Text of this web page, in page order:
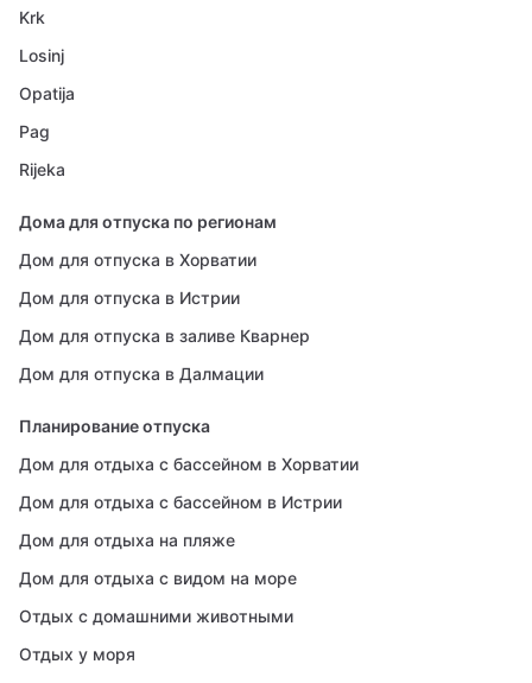
Krk
Losinj
Opatija
Pag
Rijeka
Дома для отпуска по регионам
Дом для отпуска в Хорватии
Дом для отпуска в Истрии
Дом для отпуска в заливе Кварнер
Дом для отпуска в Далмации
Планирование отпуска
Дом для отдыха с бассейном в Хорватии
Дом для отдыха с бассейном в Истрии
Дом для отдыха на пляже
Дом для отдыха с видом на море
Отдых с домашними животными
Отдых у моря